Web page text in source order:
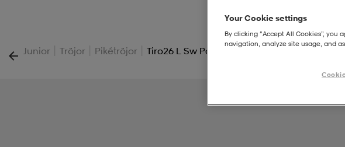
Junior | Tröjor | Pikétröjor | Tiro26 L Sw Polo Jr
Your Cookie settings
By clicking “Accept All Cookies”,
navigation, analyze site usage, and